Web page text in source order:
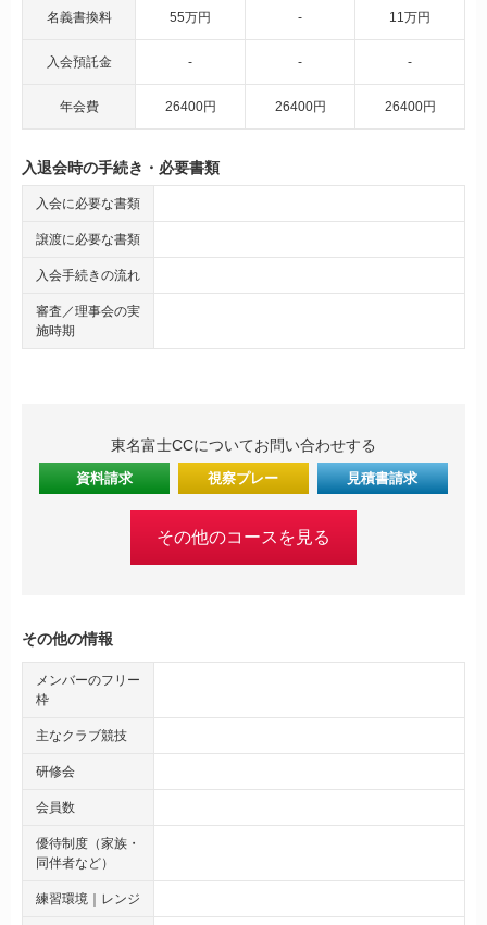
名義書換料 55万円 - 11万円
入会預託金 - - -
年会費 26400円 26400円 26400円
入退会時の手続き・必要書類
入会に必要な書類
譲渡に必要な書類
入会手続きの流れ
審査／理事会の実
施時期
東名富士CCについてお問い合わせする
資料請求 視察プレー 見積書請求
その他のコースを見る
その他の情報
メンバーのフリー
枠
主なクラブ競技
研修会
会員数
優待制度（家族・
同伴者など）
練習環境｜レンジ